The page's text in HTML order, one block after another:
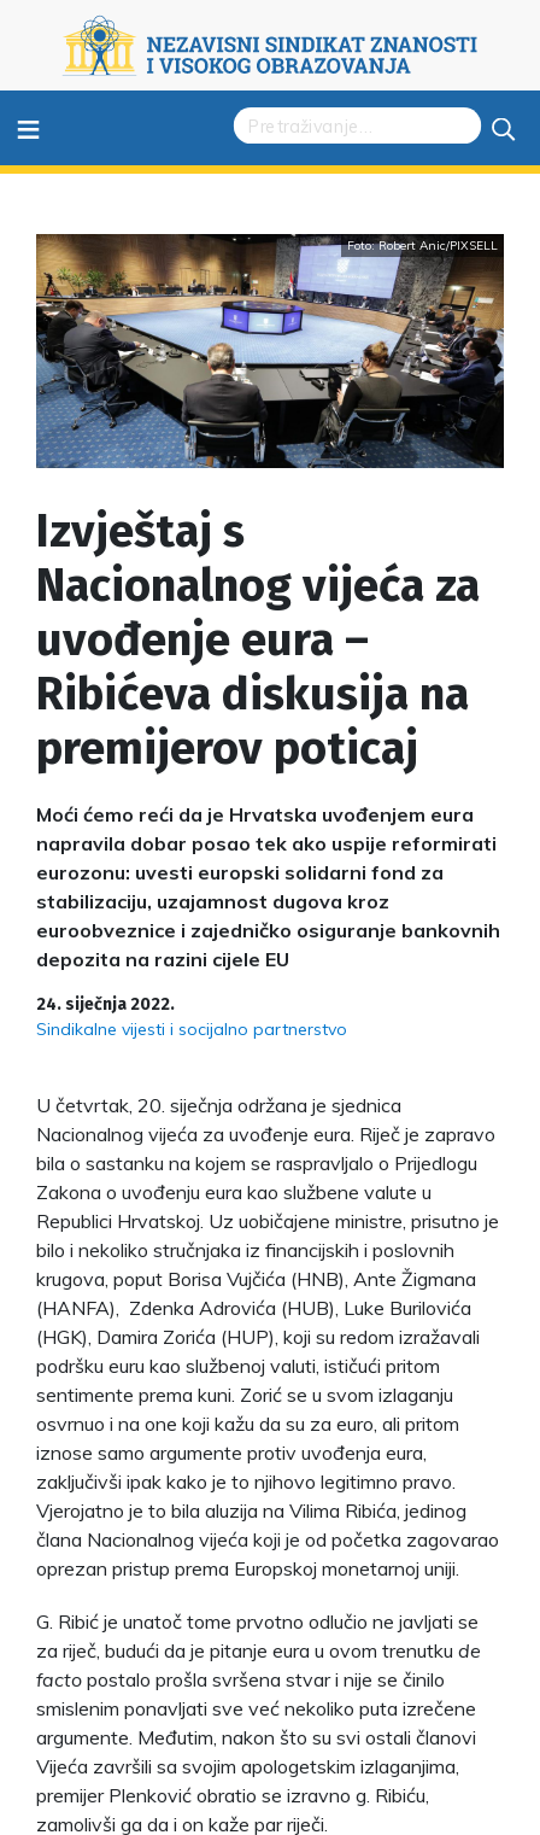
≡
Foto: Robert Anic/PIXSELL
Izvještaj s
Nacionalnog vijeća za
uvođenje eura –
Ribićeva diskusija na
premijerov poticaj
Moći ćemo reći da je Hrvatska uvođenjem eura
napravila dobar posao tek ako uspije reformirati
eurozonu: uvesti europski solidarni fond za
stabilizaciju, uzajamnost dugova kroz
euroobveznice i zajedničko osiguranje bankovnih
depozita na razini cijele EU
24. siječnja 2022.
Sindikalne vijesti i socijalno partnerstvo
U četvrtak, 20. siječnja održana je sjednica
Nacionalnog vijeća za uvođenje eura. Riječ je zapravo
bila o sastanku na kojem se raspravljalo o Prijedlogu
Zakona o uvođenju eura kao službene valute u
Republici Hrvatskoj. Uz uobičajene ministre, prisutno je
bilo i nekoliko stručnjaka iz financijskih i poslovnih
krugova, poput Borisa Vujčića (HNB), Ante Žigmana
(HANFA), Zdenka Adrovića (HUB), Luke Burilovića
(HGK), Damira Zorića (HUP), koji su redom izražavali
podršku euru kao službenoj valuti, ističući pritom
sentimente prema kuni. Zorić se u svom izlaganju
osvrnuo i na one koji kažu da su za euro, ali pritom
iznose samo argumente protiv uvođenja eura,
zaključivši ipak kako je to njihovo legitimno pravo.
Vjerojatno je to bila aluzija na Vilima Ribića, jedinog
člana Nacionalnog vijeća koji je od početka zagovarao
oprezan pristup prema Europskoj monetarnoj uniji.
G. Ribić je unatoč tome prvotno odlučio ne javljati se
za riječ, budući da je pitanje eura u ovom trenutku de
facto postalo prošla svršena stvar i nije se činilo
smislenim ponavljati sve već nekoliko puta izrečene
argumente. Međutim, nakon što su svi ostali članovi
Vijeća završili sa svojim apologetskim izlaganjima,
premijer Plenković obratio se izravno g. Ribiću,
zamolivši ga da i on kaže par riječi.